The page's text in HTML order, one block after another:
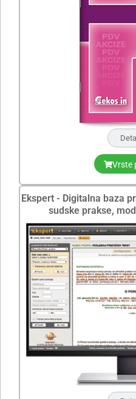
Vrste
Ekspert - Digitalna baza
sudske prakse,